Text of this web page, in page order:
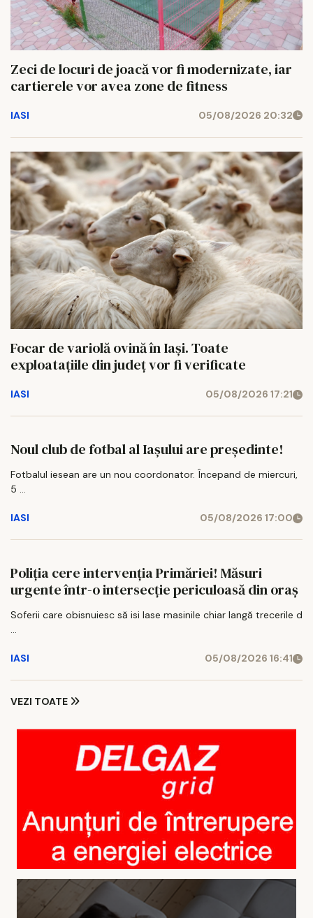
Zeci de locuri de joacă vor fi modernizate, iar
cartierele vor avea zone de fitness
IASI 05/08/2026 20:32
Focar de variolă ovină în Iași. Toate
exploatațiile din județ vor fi verificate
IASI 05/08/2026 17:21
Noul club de fotbal al Iașului are președinte!
Fotbalul iesean are un nou coordonator. Începand de miercuri,
5 ...
IASI 05/08/2026 17:00
Poliția cere intervenția Primăriei! Măsuri
urgente într-o intersecție periculoasă din oraș
Soferii care obisnuiesc să isi lase masinile chiar langă trecerile d
...
IASI 05/08/2026 16:41
VEZI TOATE